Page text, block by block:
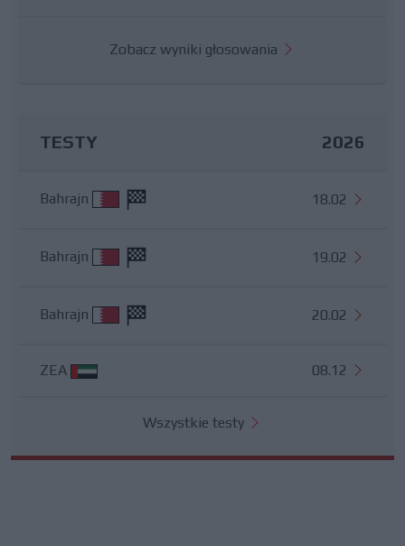
Zobacz wyniki głosowania
TESTY 2026
Bahrajn 18.02
Bahrajn 19.02
Bahrajn 20.02
ZEA 08.12
Wszystkie testy